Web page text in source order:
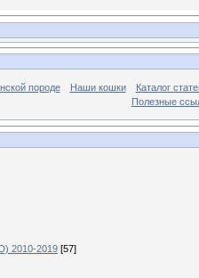
породе Наши кошки
Каталог
Полезные
2010-2019 [57]